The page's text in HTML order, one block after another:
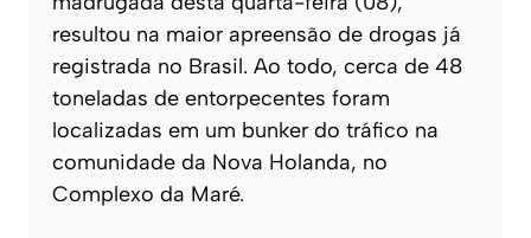
resultou na maior apreensão de drogas já
registrada no Brasil. Ao todo, cerca de 48
toneladas de entorpecentes foram
localizadas em um bunker do tráfico na
comunidade da Nova Holanda, no
Complexo da Maré.